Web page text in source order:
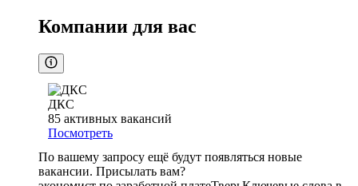
Компании для вас
ДКС
85 активных вакансий
Посмотреть
По вашему запросу ещё будут появляться новые
вакансии. Присылать вам?